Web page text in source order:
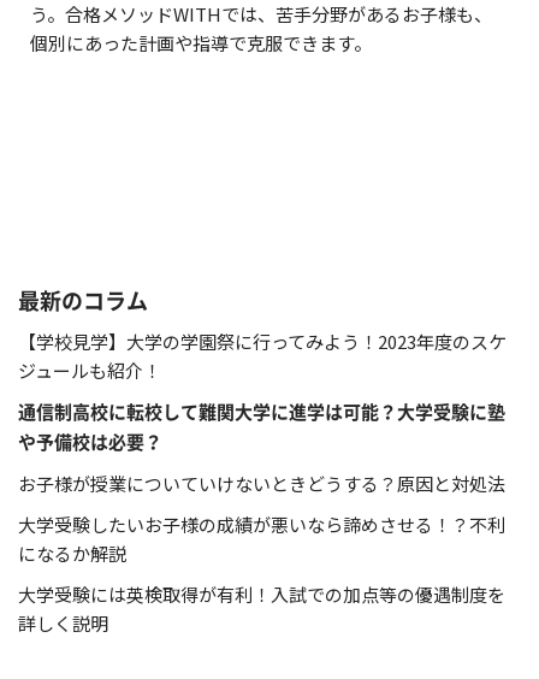
う。合格メソッドWITHでは、苦手分野があるお子様も、
個別にあった計画や指導で克服できます。
最新のコラム
【学校見学】大学の学園祭に行ってみよう！2023年度のスケ
ジュールも紹介！
通信制高校に転校して難関大学に進学は可能？大学受験に塾
や予備校は必要？
お子様が授業についていけないときどうする？原因と対処法
大学受験したいお子様の成績が悪いなら諦めさせる！？不利
になるか解説
大学受験には英検取得が有利！入試での加点等の優遇制度を
詳しく説明